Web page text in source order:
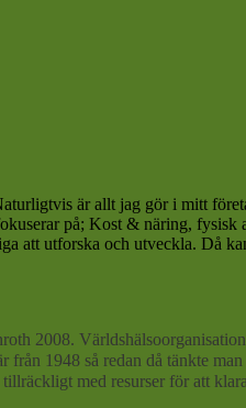
är allt jag gör i mitt
på; Kost & näring, fysisk
att utforska och utveckla. Då
2008.
1948 så redan då tänkte
med resurser för att